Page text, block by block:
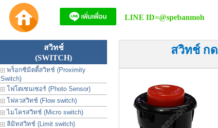
LINE ID=@spebanmoh
สวิทช์
(SWITCH)
พร็อกซิมิตตี้สวิทช์ (Proximity
Switch)
โฟโตเซนเซอร์ (Photo Sensor)
โฟลวสวิทช์ (Flow switch)
ไมโครสวิทช์ (Micro switch)
ลิมิทสวิทช์ (Limit switch)
สวิทช์ ก